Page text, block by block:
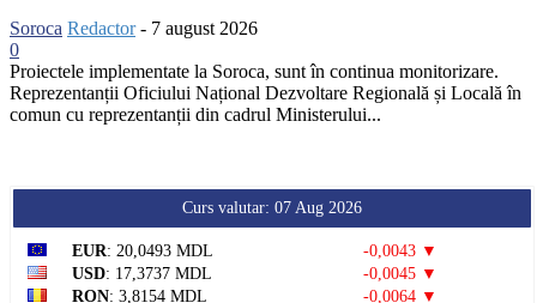
Soroca Redactor - 7 august 2026
0
Proiectele implementate la Soroca, sunt în continua monitorizare.
Reprezentanții Oficiului Național Dezvoltare Regională și Locală în
comun cu reprezentanții din cadrul Ministerului...
Curs valutar: 07 Aug 2026
EUR: 20,0493 MDL
-0,0043 ▼
USD: 17,3737 MDL
-0,0045 ▼
RON: 3,8154 MDL
-0,0064 ▼